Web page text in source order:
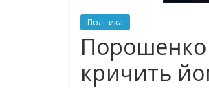
Політика
Порошенко
кричить